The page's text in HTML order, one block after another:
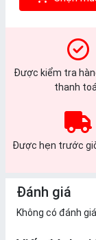
Được kiểm tra
thanh
Được hẹn trước
Đánh giá
Không có đánh